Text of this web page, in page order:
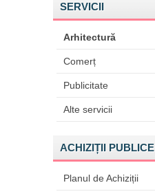
SERVICII
Arhitectură
Comerț
Publicitate
Alte servicii
ACHIZIȚII PUBLICE
Planul de Achiziții